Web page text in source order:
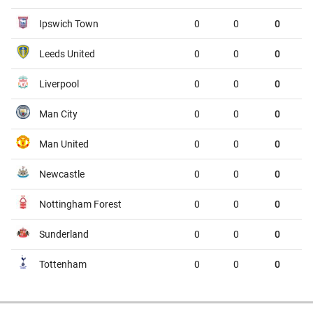
Deportivo Riestra Estudiantes de la Plata
St.Truiden Lommel
Union St.Gilloise
VĐQG Brazil, Chủ nhật - 09/08
Sao Paulo
VĐQG Bồ Đào Nha, Chủ nhật - 09/08
CF Estrela da Amadora Sporting
VĐQG Argentina, Chủ nhật - 09/08
Tigre 03:00 River Plate
Ipswich Town 0 0 0
Leeds United 0 0 0
Liverpool 0 0 0
Man City 0 0 0
Man United 0 0 0
Newcastle 0 0 0
Nottingham Forest 0 0 0
Sunderland 0 0 0
Tottenham 0 0 0